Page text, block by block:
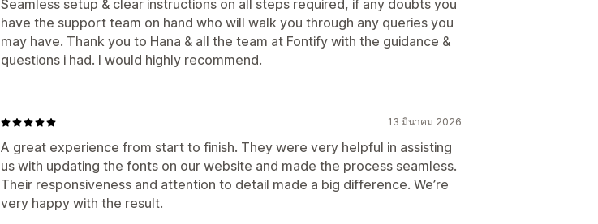
Seamless setup & clear instructions on all steps required, if any doubts you
have the support team on hand who will walk you through any queries you
may have. Thank you to Hana & all the team at Fontify with the guidance &
questions i had. I would highly recommend.
13 มีนาคม 2026
A great experience from start to finish. They were very helpful in assisting
us with updating the fonts on our website and made the process seamless.
Their responsiveness and attention to detail made a big difference. We’re
very happy with the result.